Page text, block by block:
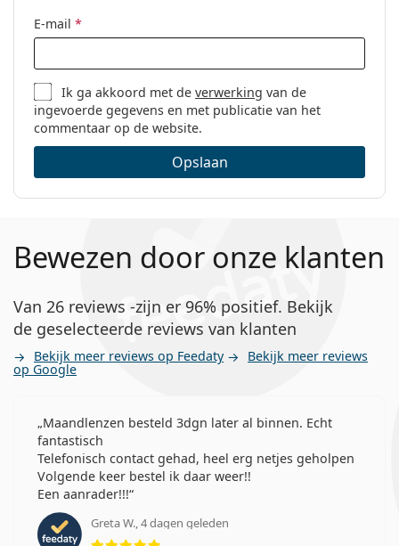
E-mail *
Ik ga akkoord met deverwerking van de
ingevoerde gegevens en met publicatie van het
commentaar op de website.
Opslaan
Bewezen door onze klanten
Van 26 reviews -zijn er 96% positief. Bekijk
de geselecteerde reviews van klanten
Bekijk meer reviews op Feedaty Bekijk meer reviews
op Google
Maandlenzen besteld 3dgn later al binnen. Echt
fantastisch
Telefonisch contact gehad, heel erg netjes geholpen
Volgende keer bestel ik daar weer!!
Een aanrader!!!
Greta W., 4 dagen geleden
Beoordeling 5 van 5